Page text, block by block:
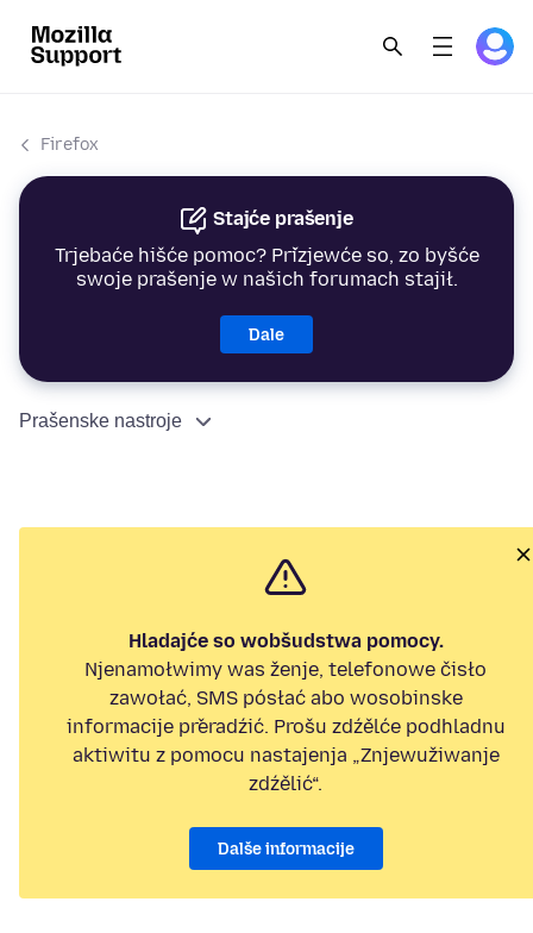
Firefox
Stajće prašenje
Trjebaće hišće pomoc? Přizjewće so, zo byšće
swoje prašenje w našich forumach stajił.
Dale
Prašenske nastroje
Hladajće so wobšudstwa pomocy.
Njenamołwimy was ženje, telefonowe čisło
zawołać, SMS pósłać abo wosobinske
informacije přeradźić. Prošu zdźělće podhladnu
aktiwitu z pomocu nastajenja „Znjewužiwanje
zdźělić“.
Dalše informacije